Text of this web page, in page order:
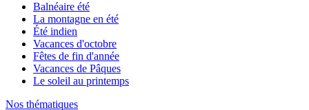
Balnéaire été
La montagne en été
Été indien
Vacances d'octobre
Fêtes de fin d'année
Vacances de Pâques
Le soleil au printemps
Nos thématiques